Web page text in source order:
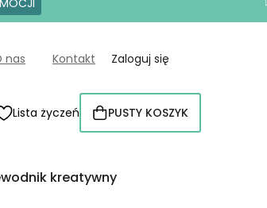
nas Kontakt Zaloguj się
Lista życzeń KOSZYK
PUSTY KOSZYK
kreatywny